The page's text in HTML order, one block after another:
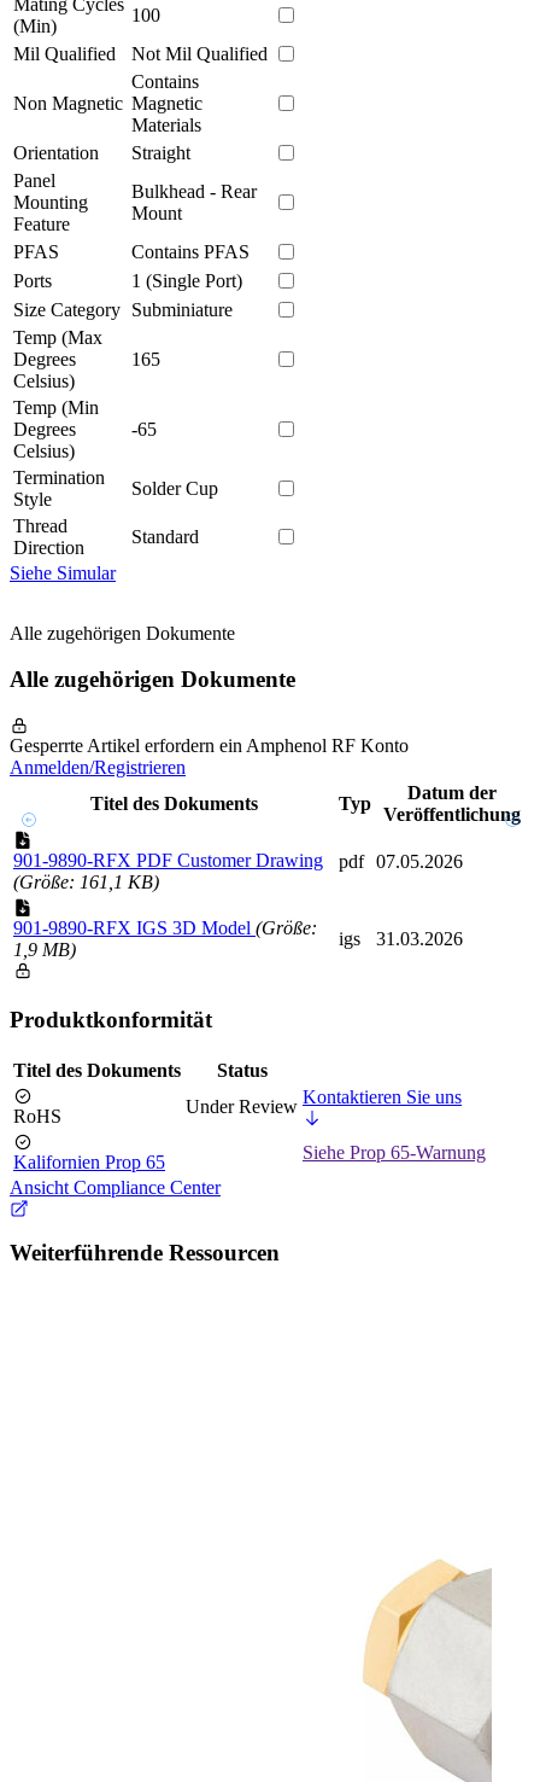
(Min)
100
Mil Qualified
Not Mil Qualified
Non Magnetic
Contains
Magnetic
Materials
Orientation
Straight
Panel
Mounting
Feature
Bulkhead - Rear
Mount
PFAS
Contains PFAS
Ports
1 (Single Port)
Size Category Subminiature
Temp (Max
Degrees
Celsius)
165
Temp (Min
Degrees
Celsius)
-65
Termination
Style
Solder Cup
Thread
Direction
Standard
Siehe Simular
Alle zugehörigen Dokumente
Alle zugehörigen Dokumente
Gesperrte Artikel erfordern ein Amphenol RF Konto
Anmelden/Registrieren
Titel des Dokuments
Typ
Datum der
Veröffentlichung
901-9890-RFX PDF Customer Drawing
(Größe: 161,1 KB)
pdf 07.05.2026
901-9890-RFX IGS 3D Model (Größe:
1,9 MB)
igs 31.03.2026
Produktkonformität
Titel des Dokuments Status
RoHS Under Review Kontaktieren Sie uns
Kalifornien Prop 65
Siehe Prop 65-Warnung
Ansicht Compliance Center
Weiterführende Ressourcen